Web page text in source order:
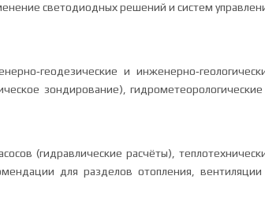
светодиодных решений и систем
и
зондирование),
(гидравлические расчёты),
для разделов отопления,